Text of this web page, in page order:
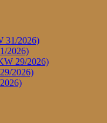
31/2026)
2026)
29/2026)
2026)